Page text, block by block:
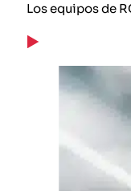
Los equipos de